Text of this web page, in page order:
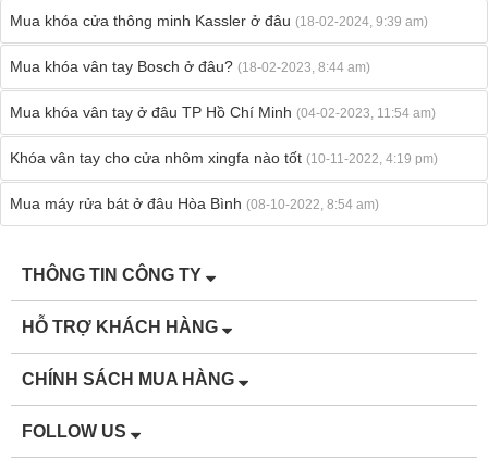
Mua khóa cửa thông minh Kassler ở đâu (18-02-2024, 9:39 am)
Mua khóa vân tay Bosch ở đâu? (18-02-2023, 8:44 am)
Mua khóa vân tay ở đâu TP Hồ Chí Minh (04-02-2023, 11:54 am)
Khóa vân tay cho cửa nhôm xingfa nào tốt (10-11-2022, 4:19 pm)
Mua máy rửa bát ở đâu Hòa Bình (08-10-2022, 8:54 am)
THÔNG TIN CÔNG TY
HỖ TRỢ KHÁCH HÀNG
CHÍNH SÁCH MUA HÀNG
FOLLOW US